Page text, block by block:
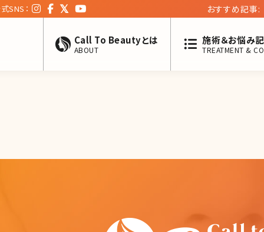
SNS： おすすめ記事:
Call To Beautyとは
ABOUT
施術＆お悩み
TREATMENT &